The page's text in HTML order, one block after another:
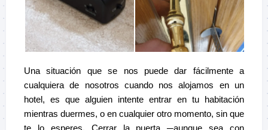
Una situación que se nos puede dar fácilmente a
cualquiera de nosotros cuando nos alojamos en un
hotel, es que alguien intente entrar en tu habitación
mientras duermes, o en cualquier otro momento, sin que
te lo esperes. Cerrar la puerta ─aunque sea con